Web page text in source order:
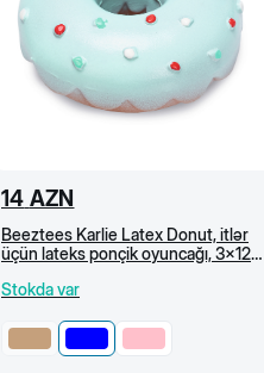
14 AZN
Beeztees Karlie Latex Donut, itlər
üçün lateks ponçik oyuncağı, 3x12
Stokda var